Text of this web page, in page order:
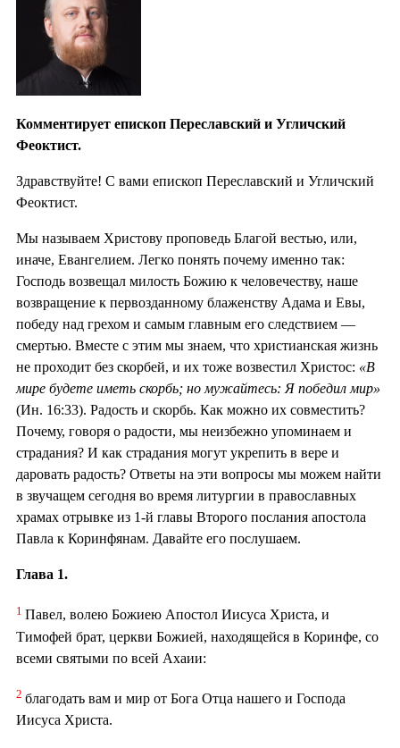
Комментирует епископ Переславский и Угличский
Феоктист.
Здравствуйте! С вами епископ Переславский и Угличский
Феоктист.
Мы называем Христову проповедь Благой вестью, или,
иначе, Евангелием. Легко понять почему именно так:
Господь возвещал милость Божию к человечеству, наше
возвращение к первозданному блаженству Адама и Евы,
победу над грехом и самым главным его следствием —
смертью. Вместе с этим мы знаем, что христианская жизнь
не проходит без скорбей, и их тоже возвестил Христос: «В
мире будете иметь скорбь; но мужайтесь: Я победил мир»
(Ин. 16:33). Радость и скорбь. Как можно их совместить?
Почему, говоря о радости, мы неизбежно упоминаем и
страдания? И как страдания могут укрепить в вере и
даровать радость? Ответы на эти вопросы мы можем найти
в звучащем сегодня во время литургии в православных
храмах отрывке из 1-й главы Второго послания апостола
Павла к Коринфянам. Давайте его послушаем.
Глава 1.
1 Павел, волею Божиею Апостол Иисуса Христа, и
Тимофей брат, церкви Божией, находящейся в Коринфе, со
всеми святыми по всей Ахаии:
2 благодать вам и мир от Бога Отца нашего и Господа
Иисуса Христа.